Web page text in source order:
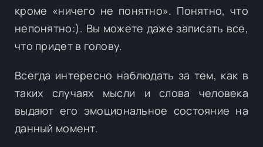
кроме «ничего не понятно». Понятно, что
непонятно:). Вы можете даже записать все,
что придет в голову. ⠀
Всегда интересно наблюдать за тем, как в
таких случаях мысли и слова человека
выдают его эмоциональное состояние на
данный момент.